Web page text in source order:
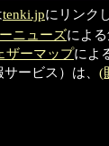
tenki.jpにリンク
ニューズによ
ザーマップによ
ービス）は、 (